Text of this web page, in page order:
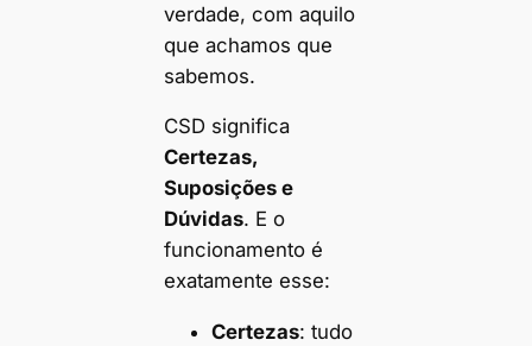
verdade, com aquilo
que achamos que
sabemos.
CSD significa
Certezas,
Suposições e
Dúvidas. E o
funcionamento é
exatamente esse:
Certezas: tudo